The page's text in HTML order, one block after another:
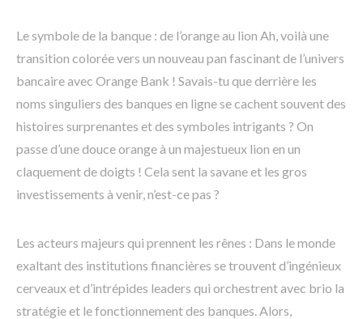
Le symbole de la banque : de l’orange au lion Ah, voilà une
transition colorée vers un nouveau pan fascinant de l’univers
bancaire avec Orange Bank ! Savais-tu que derrière les
noms singuliers des banques en ligne se cachent souvent des
histoires surprenantes et des symboles intrigants ? On
passe d’une douce orange à un majestueux lion en un
claquement de doigts ! Cela sent la savane et les gros
investissements à venir, n’est-ce pas ?
Les acteurs majeurs qui prennent les rênes : Dans le monde
exaltant des institutions financières se trouvent d’ingénieux
cerveaux et d’intrépides leaders qui orchestrent avec brio la
stratégie et le fonctionnement des banques. Alors,